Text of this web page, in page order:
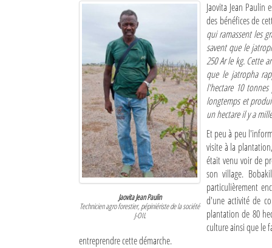
Jaovita Jean Paulin
Technicien agro forestier, pépiniériste de la société
J-OIL
Jaovita Jean
des bénéfices de
qui ramassent les
savent que le
250 Ar le kg. Cette
que le jatropha
l'hectare 10
longtemps et
un hectare il y a
Et peu à peu
visite à la
était venu voir de
son village.
particulièrement
d'une activité de
plantation de 80
culture ainsi que le
entreprendre cette démarche.